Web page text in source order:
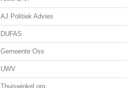
AJ Politiek Advies
DUFAS
Gemeente Oss
UWV
Thuiswinkel.org